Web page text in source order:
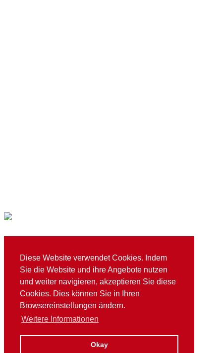
Diese Website verwendet Cookies. Indem
Sie die Website und ihre Angebote nutzen
und weiter navigieren, akzeptieren Sie diese
Cookies. Dies können Sie in Ihren
Browsereinstellungen ändern.
Weitere Informationen
Okay
E info@tsg-mainaschaff.de
T+49 (0)6021 76613
Schuberstraße 4 / 63814 Mainaschaff
© 2026 TSG Mainaschaff 1973 e. V.
Datenschutz
Impressum
Gemeinde Mainaschaff